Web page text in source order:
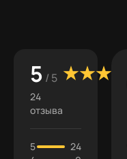
5 / 5
24
отзыва
5
24